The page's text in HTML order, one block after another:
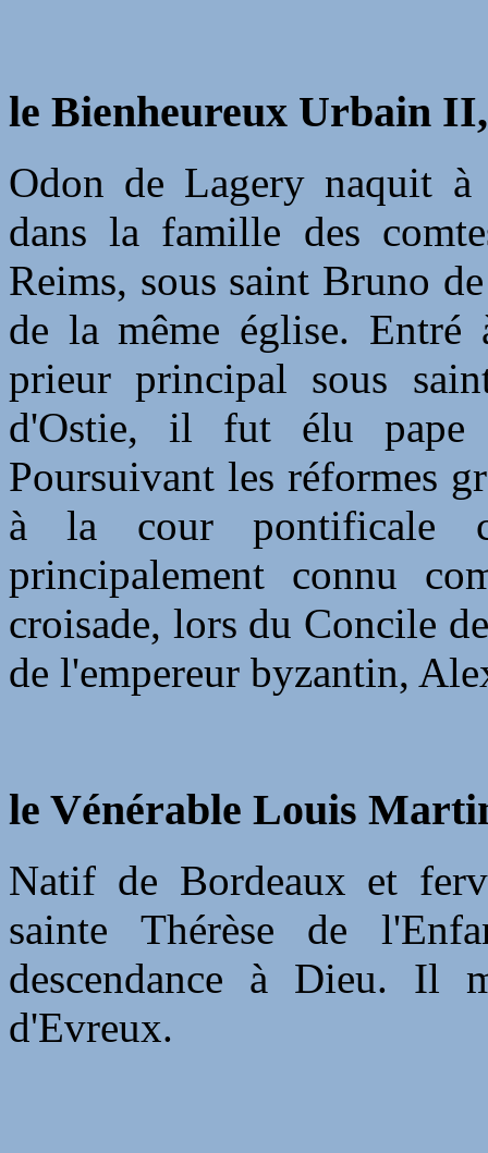
le Bienheureux Urbain
Odon de Lagery naquit à
dans la famille des
Reims, sous saint Bruno
de la même église.
prieur principal sous
d'Ostie, il fut élu
Poursuivant les réformes
à la cour pontificale
principalement connu
croisade, lors du Concile
de l'empereur byzantin,
le Vénérable Louis
Natif de Bordeaux et
sainte Thérèse de
descendance à Dieu. Il
d'Evreux.